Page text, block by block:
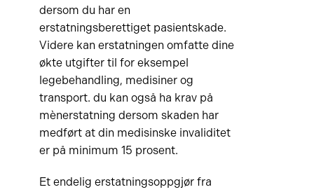
dersom du har en
erstatningsberettiget pasientskade.
Videre kan erstatningen omfatte dine
økte utgifter til for eksempel
legebehandling, medisiner og
transport. du kan også ha krav på
mènerstatning dersom skaden har
medført at din medisinske invaliditet
er på minimum 15 prosent.
Et endelig erstatningsoppgjør fra